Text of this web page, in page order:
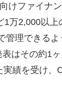
けファイナ
万2,000以上
管理できる
はその約1
績を受け、